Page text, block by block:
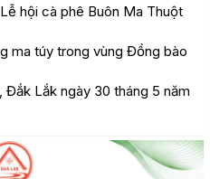
toàn tuyến cao tốc Khánh
2026
vốn đầu tư công đến hết
hội cà phê Buôn Ma Thuột
ma túy trong vùng Đồng bào
Đắk Lắk ngày 30 tháng 5 năm